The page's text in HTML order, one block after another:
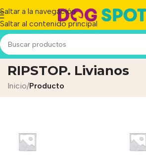
Saltar a la navegación
Saltar al contenido principal
Confeccionados en
RIPSTOP. Livianos
Inicio/Producto